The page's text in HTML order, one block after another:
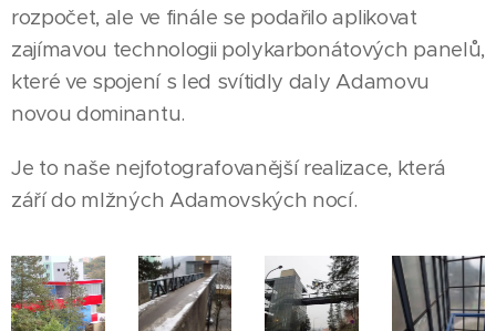
rozpočet, ale ve finále se podařilo aplikovat
zajímavou technologii polykarbonátových panelů,
které ve spojení s led svítidly daly Adamovu
novou dominantu.
Je to naše nejfotografovanější realizace, která
září do mlžných Adamovských nocí.